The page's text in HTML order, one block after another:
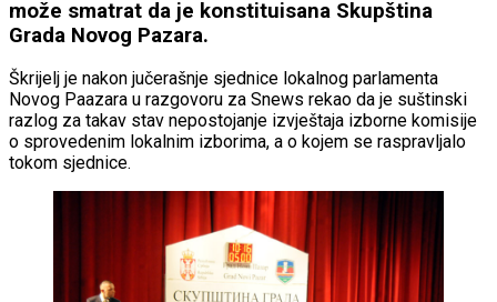
može smatrat da je konstituisana Skupština
Grada Novog Pazara.
Škrijelj je nakon jučerašnje sjednice lokalnog parlamenta
Novog Paazara u razgovoru za Snews rekao da je suštinski
razlog za takav stav nepostojanje izvještaja izborne komisije
o sprovedenim lokalnim izborima, a o kojem se raspravljalo
tokom sjednice.